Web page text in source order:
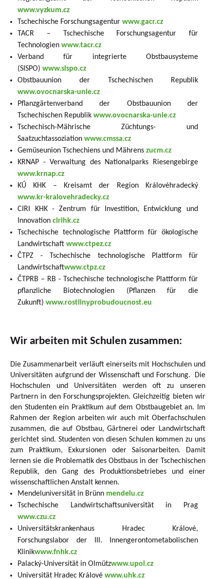
www.vyzkum.cz
Tschechische Forschungsagenturwww.gacr.cz
TACR – Tschechische Forschungsagentur für
Technologienwww.tacr.cz
Verband für integrierte Obstbausysteme
(SISPO)www.sispo.cz
Obstbauunion der Tschechischen Republik
www.ovocnarska-unie.cz
Pflanzgärtenverband der Obstbauunion der
Tschechischen Republikwww.ovocnarska-unie.cz
Tschechisch-Mährische Züchtungs- und
Saatzuchtassoziationwww.cmssa.cz
Gemüseunion Tschechiens und Mährenszucm.cz
KRNAP - Verwaltung des Nationalparks Riesengebirge
www.krnap.cz
KÚ KHK – Kreisamt der Region Královéhradecký
www.kr-kralovehradecky.cz
CIRI KHK - Zentrum für Investition, Entwicklung und
Innovationcirihk.cz
Tschechische technologische Plattform für ökologische
Landwirtschaftwww.ctpez.cz
ČTPZ - Tschechische technologische Plattform für
Landwirtschaftwww.ctpz.cz
ČTPRB – RB - Tschechische technologische Plattform für
pflanzliche Biotechnologien (Pflanzen für die
Zukunft)www.rostlinyprobudoucnost.eu
Wir arbeiten mit Schulen zusammen:
Die Zusammenarbeit verläuft einerseits mit Hochschulen und
Universitäten aufgrund der Wissenschaft und Forschung. Die
Hochschulen und Universitäten werden oft zu unseren
Partnern in den Forschungsprojekten. Gleichzeitig bieten wir
den Studenten ein Praktikum auf dem Obstbaugebiet an. Im
Rahmen der Region arbeiten wir auch mit Oberfachschulen
zusammen, die auf Obstbau, Gärtnerei oder Landwirtschaft
gerichtet sind. Studenten von diesen Schulen kommen zu uns
zum Praktikum, Exkursionen oder Saisonarbeiten. Damit
lernen sie die Problematik des Obstbaus in der Tschechischen
Republik, den Gang des Produktionsbetriebes und einer
wissenschaftlichen Anstalt kennen.
Mendeluniversität in Brünn mendelu.cz
Tschechische Landwirtschaftsuniversität in Prag
www.czu.cz
Universitätskrankenhaus Hradec Králové,
Forschungslabor der III. Innengerontometabolischen
Klinikwww.fnhk.cz
Palacký-Universität in Olmützwww.upol.cz
Universität Hradec Královéwww.uhk.cz